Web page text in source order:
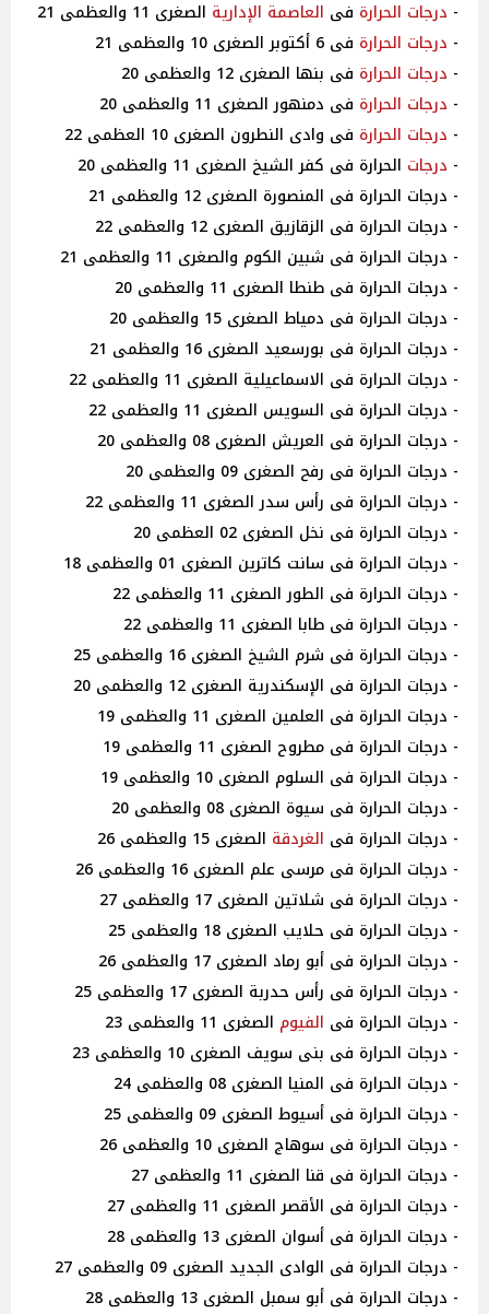
- درجات الحرارة فى العاصمة الإدارية الصغرى 11 والعظمى 21
- درجات الحرارة فى 6 أكتوبر الصغرى 10 والعظمى 21
- درجات الحرارة فى بنها الصغرى 12 والعظمى 20
- درجات الحرارة فى دمنهور الصغرى 11 والعظمى 20
- درجات الحرارة فى وادى النطرون الصغرى 10 العظمى 22
- درجات الحرارة فى كفر الشيخ الصغرى 11 والعظمى 20
- درجات الحرارة فى المنصورة الصغرى 12 والعظمى 21
- درجات الحرارة فى الزقازيق الصغرى 12 والعظمى 22
- درجات الحرارة فى شبين الكوم والصغرى 11 والعظمى 21
- درجات الحرارة فى طنطا الصغرى 11 والعظمى 20
- درجات الحرارة فى دمياط الصغرى 15 والعظمى 20
- درجات الحرارة فى بورسعيد الصغرى 16 والعظمى 21
- درجات الحرارة فى الاسماعيلية الصغرى 11 والعظمى 22
- درجات الحرارة فى السويس الصغرى 11 والعظمى 22
- درجات الحرارة فى العريش الصغرى 08 والعظمى 20
- درجات الحرارة فى رفح الصغرى 09 والعظمى 20
- درجات الحرارة فى رأس سدر الصغرى 11 والعظمى 22
- درجات الحرارة فى نخل الصغرى 02 العظمى 20
- درجات الحرارة فى سانت كاترين الصغرى 01 والعظمى 18
- درجات الحرارة فى الطور الصغرى 11 والعظمى 22
- درجات الحرارة فى طابا الصغرى 11 والعظمى 22
- درجات الحرارة فى شرم الشيخ الصغرى 16 والعظمى 25
- درجات الحرارة فى الإسكندرية الصغرى 12 والعظمى 20
- درجات الحرارة فى العلمين الصغرى 11 والعظمى 19
- درجات الحرارة فى مطروح الصغرى 11 والعظمى 19
- درجات الحرارة فى السلوم الصغرى 10 والعظمى 19
- درجات الحرارة فى سيوة الصغرى 08 والعظمى 20
- درجات الحرارة فى الغردقة الصغرى 15 والعظمى 26
- درجات الحرارة فى مرسى علم الصغرى 16 والعظمى 26
- درجات الحرارة فى شلاتين الصغرى 17 والعظمى 27
- درجات الحرارة فى حلايب الصغرى 18 والعظمى 25
- درجات الحرارة فى أبو رماد الصغرى 17 والعظمى 26
- درجات الحرارة فى رأس حدربة الصغرى 17 والعظمى 25
- درجات الحرارة فى الفيوم الصغرى 11 والعظمى 23
- درجات الحرارة فى بنى سويف الصغرى 10 والعظمى 23
- درجات الحرارة فى المنيا الصغرى 08 والعظمى 24
- درجات الحرارة فى أسيوط الصغرى 09 والعظمى 25
- درجات الحرارة فى سوهاج الصغرى 10 والعظمى 26
- درجات الحرارة فى قنا الصغرى 11 والعظمى 27
- درجات الحرارة فى الأقصر الصغرى 11 والعظمى 27
- درجات الحرارة فى أسوان الصغرى 13 والعظمى 28
- درجات الحرارة فى الوادى الجديد الصغرى 09 والعظمى 27
- درجات الحرارة فى أبو سمبل الصغرى 13 والعظمى 28